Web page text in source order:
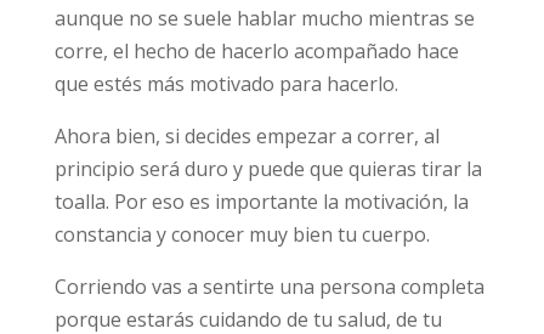
aunque no se suele hablar mucho mientras se
corre, el hecho de hacerlo acompañado hace
que estés más motivado para hacerlo.
Ahora bien, si decides empezar a correr, al
principio será duro y puede que quieras tirar la
toalla. Por eso es importante la motivación, la
constancia y conocer muy bien tu cuerpo.
Corriendo vas a sentirte una persona completa
porque estarás cuidando de tu salud, de tu